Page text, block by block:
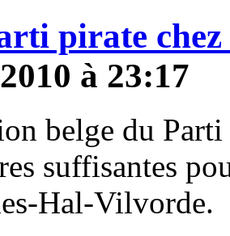
pirate chez
à 23:17
belge du
suffisantes
Hal-Vilvorde.